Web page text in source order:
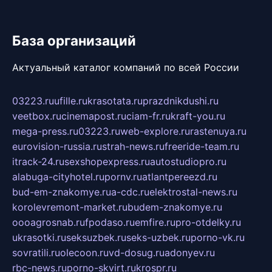
База организаций
Актуальный каталог компаний по всей России
03223.ruufille.rukrasotata.ruprazdnikdushi.ru
veetbox.rucinemapost.ruciam-fr.rukraft-you.ru
mega-press.ru03223.ruweb-explore.rurastenuya.ru
eurovision-russia.rustrah-news.rufreeride-team.ru
itrack-24.rusexshopexpress.ruautostudiopro.ru
alabuga-cityhotel.rupornv.ruatlantpereezd.ru
bud-em-znakomye.rua-cdc.ruelektrostal-news.ru
korolevremont-market.rubudem-znakomye.ru
oooagrosnab.rufpodaso.ruemfire.rupro-otdelky.ru
ukrasotki.ruseksuzbek.ruseks-uzbek.ruporno-vk.ru
sovratili.ruolecoon.ruvd-dosug.ruadonyev.ru
rbc-news.ruporno-skvirt.rukrospr.ru